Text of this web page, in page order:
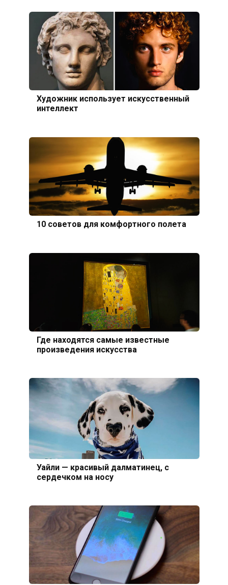
Художник использует искусственный
интеллект
10 советов для комфортного полета
Где находятся самые известные
произведения искусства
Уайли — красивый далматинец, с
сердечком на носу